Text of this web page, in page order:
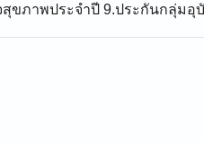
สุขภาพประจำปี 9.ประกันกลุ่มอุ